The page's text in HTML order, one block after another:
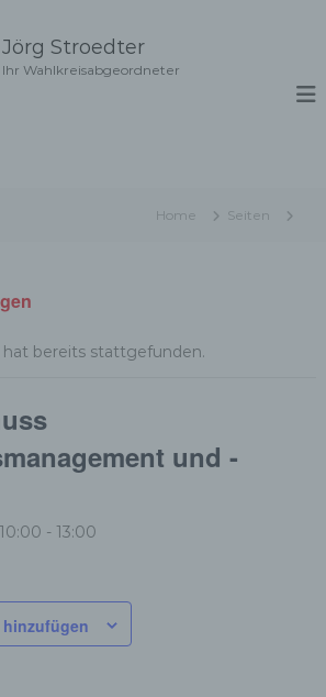
Jörg Stroedter
Ihr Wahlkreisabgeordneter
Home Seiten
hat bereits stattgefunden.
und -
- 13:00